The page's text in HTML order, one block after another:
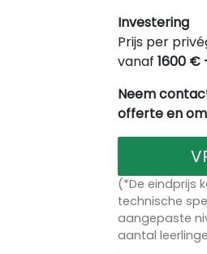
Investering
Prijs per
vanaf 1600 €
Neem
offerte en
(*De eindprijs
technische
aangepaste
aantal